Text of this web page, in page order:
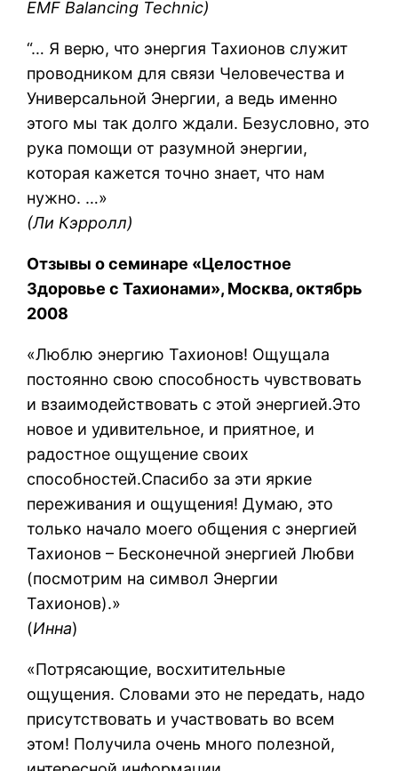
EMF Balancing Technic)
“… Я верю, что энергия Тахионов служит
проводником для связи Человечества и
Универсальной Энергии, а ведь именно
этого мы так долго ждали. Безусловно, это
рука помощи от разумной энергии,
которая кажется точно знает, что нам
нужно. …»
(Ли Кэрролл)
Отзывы о семинаре «Целостное
Здоровье с Тахионами», Москва, октябрь
2008
«Люблю энергию Тахионов! Ощущала
постоянно свою способность чувствовать
и взаимодействовать с этой энергией.Это
новое и удивительное, и приятное, и
радостное ощущение своих
способностей.Спасибо за эти яркие
переживания и ощущения! Думаю, это
только начало моего общения с энергией
Тахионов – Бесконечной энергией Любви
(посмотрим на символ Энергии
Тахионов).»
(Инна)
«Потрясающие, восхитительные
ощущения. Словами это не передать, надо
присутствовать и участвовать во всем
этом! Получила очень много полезной,